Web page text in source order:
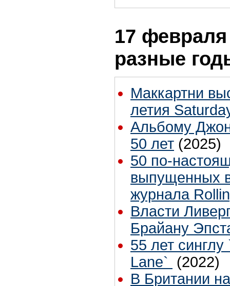
17 февраля
разные
Маккартни
летия
Альбому
50 лет (2025)
50 по-
выпущенных
журнала
Власти
Брайану
55 лет
Lane` (2022)
В Британии